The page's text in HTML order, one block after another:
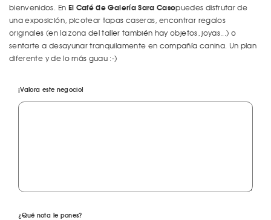
bienvenidos. En El Café de Galería Sara Casopuedes disfrutar de
una exposición, picotear tapas caseras, encontrar regalos
originales (en la zona del taller también hay objetos, joyas...) o
sentarte a desayunar tranquilamente en compañía canina. Un plan
diferente y de lo más guau :-)
¡Valora este negocio!
¿Qué nota le pones?